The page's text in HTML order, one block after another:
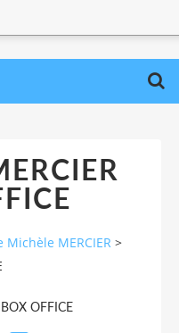
Michèle MERCIER >
OFFICE